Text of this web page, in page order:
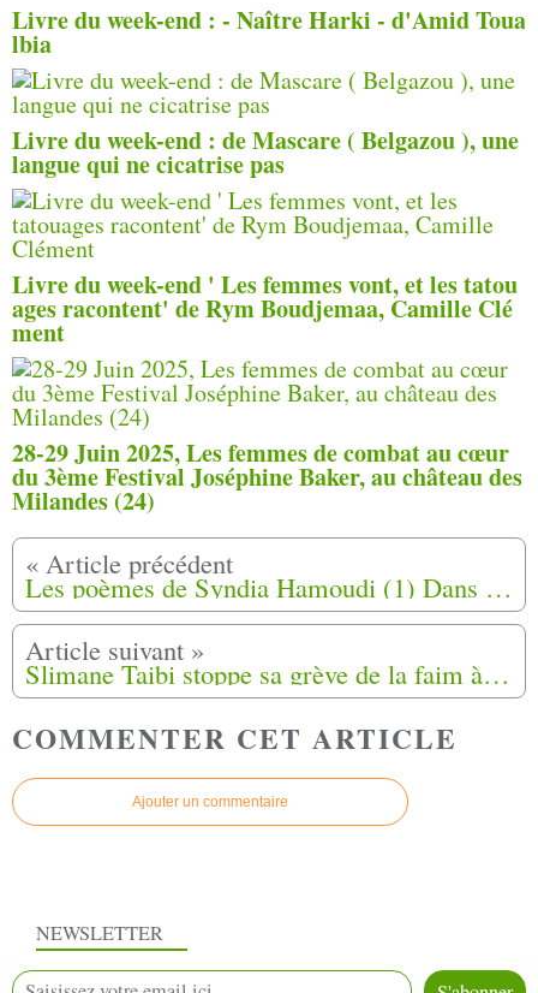
Livre du week-end : - Naître Harki - d'Amid Toua
lbia
Livre du week-end : de Mascare ( Belgazou ), une
langue qui ne cicatrise pas
Livre du week-end ' Les femmes vont, et les tatou
ages racontent' de Rym Boudjemaa, Camille Clé
ment
28-29 Juin 2025, Les femmes de combat au cœur
du 3ème Festival Joséphine Baker, au château des
Milandes (24)
Les poèmes de Syndia Hamoudi (1) Dans les yeux de ma mère (vidéo)
Slimane Taibi stoppe sa grève de la faim à Vendôme (41)
COMMENTER CET ARTICLE
Ajouter un commentaire
NEWSLETTER